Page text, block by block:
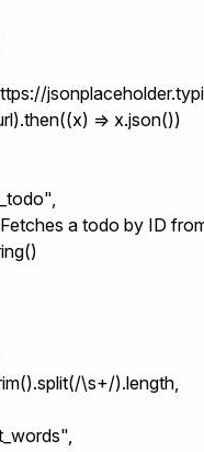
`https://
=> x.json())
"Fetches a todo by ID
\s+/).length,